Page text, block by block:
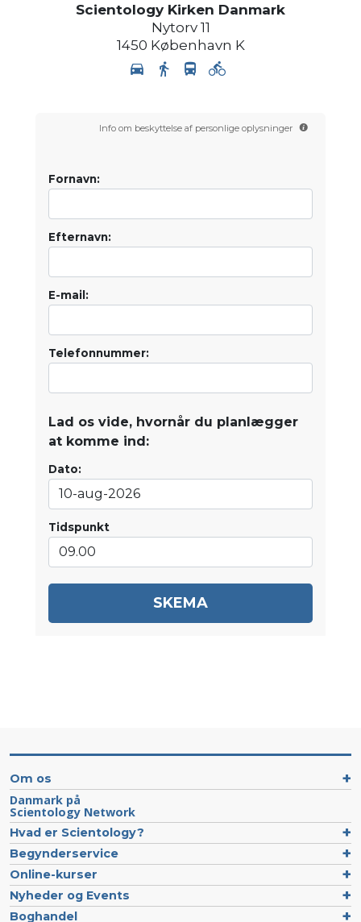
Scientology Kirken Danmark
Nytorv 11
1450 København K
Info om beskyttelse af personlige oplysninger
Fornavn:
Efternavn:
E-mail:
Telefonnummer:
Lad os vide, hvornår du planlægger
at komme ind:
Dato:
Tidspunkt
SKEMA
Om os
Danmark på
Scientology Network
Hvad er Scientology?
Begynderservice
Online-kurser
Nyheder og Events
Boghandel